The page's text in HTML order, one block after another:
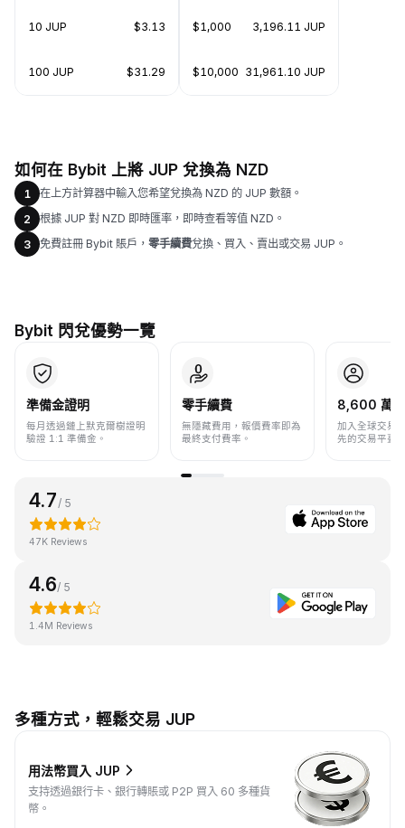
10 JUP $3.13
100 JUP $31.29
$1,000 3,196.11 JUP
$10,000 31,961.10 JUP
如何在 Bybit 上將 JUP 兌換為 NZD
1
在上方計算器中輸入您希望兌換為 NZD 的 JUP 數額。
2
根據 JUP 對 NZD 即時匯率，即時查看等值 NZD。
3
免費註冊 Bybit 賬戶， 零手續費兌換、買入、賣出或交易 JUP。
Bybit 閃兌優勢一覽
準備金證明
每月透過鏈上默克爾樹證明
驗證 1:1 準備金。
零手續費
無隱藏費用，報價費率即為
最終支付費率。
8,600 萬+
加入全球交易
先的交易平臺
4.7/ 5
47K Reviews
4.6/ 5
1.4M Reviews
多種方式，輕鬆交易 JUP
用法幣買入 JUP
支持透過銀行卡、銀行轉賬或 P2P 買入 60 多種貨
幣。